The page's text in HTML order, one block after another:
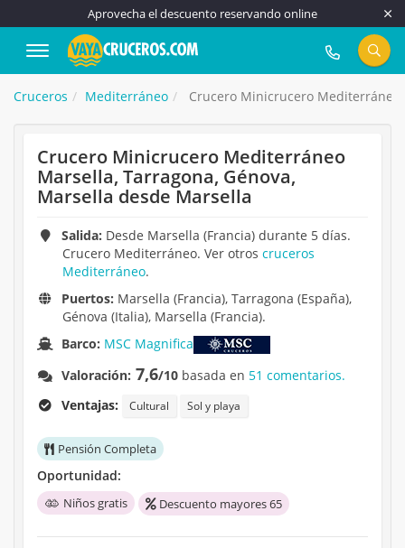
Aprovecha el descuento reservando online
917 815 555
Cruceros Mediterráneo Crucero Minicrucero Mediterráneo
Crucero Minicrucero Mediterráneo
Marsella, Tarragona, Génova,
Marsella desde Marsella
Salida: Desde Marsella (Francia) durante 5 días.
Crucero Mediterráneo. Ver otros cruceros
Mediterráneo.
Puertos: Marsella (Francia), Tarragona (España),
Génova (Italia), Marsella (Francia).
Barco: MSC Magnifica
Valoración: 7,6/10 basada en 51 comentarios.
Ventajas:
Cultural Sol y playa
Pensión Completa
Oportunidad:
Niños gratis Descuento mayores 65